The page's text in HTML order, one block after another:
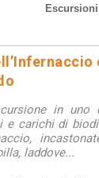
Escursioni
in uno
e carichi di
laddove...